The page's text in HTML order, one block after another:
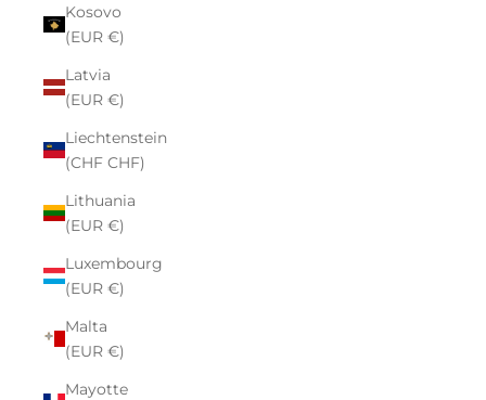
Kosovo
(EUR €)
Latvia
(EUR €)
Liechtenstein
(CHF CHF)
Lithuania
(EUR €)
Luxembourg
(EUR €)
Malta
(EUR €)
Mayotte